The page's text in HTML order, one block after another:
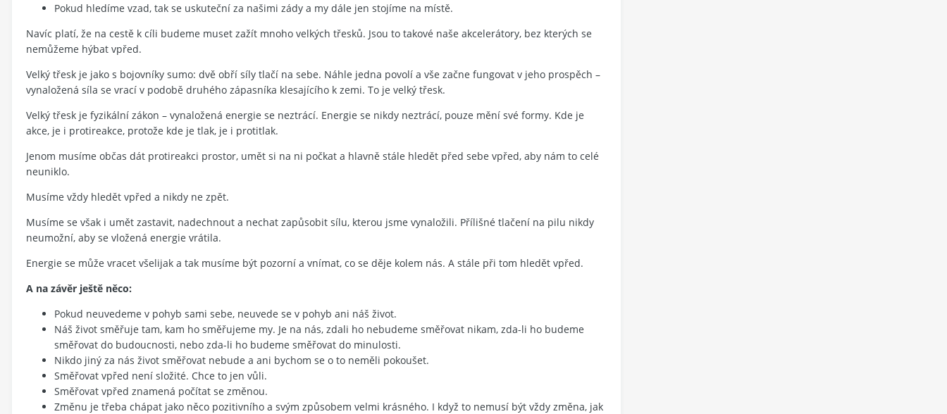
Pokud hledíme vzad, tak se uskuteční za našimi zády a my dále jen stojíme na místě.
Navíc platí, že na cestě k cíli budeme muset zažít mnoho velkých třesků. Jsou to takové naše akcelerátory, bez kterých se
nemůžeme hýbat vpřed.
Velký třesk je jako s bojovníky sumo: dvě obří síly tlačí na sebe. Náhle jedna povolí a vše začne fungovat v jeho prospěch –
vynaložená síla se vrací v podobě druhého zápasníka klesajícího k zemi. To je velký třesk.
Velký třesk je fyzikální zákon – vynaložená energie se neztrácí. Energie se nikdy neztrácí, pouze mění své formy. Kde je
akce, je i protireakce, protože kde je tlak, je i protitlak.
Jenom musíme občas dát protireakci prostor, umět si na ni počkat a hlavně stále hledět před sebe vpřed, aby nám to celé
neuniklo.
Musíme vždy hledět vpřed a nikdy ne zpět.
Musíme se však i umět zastavit, nadechnout a nechat zapůsobit sílu, kterou jsme vynaložili. Přílišné tlačení na pilu nikdy
neumožní, aby se vložená energie vrátila.
Energie se může vracet všelijak a tak musíme být pozorní a vnímat, co se děje kolem nás. A stále při tom hledět vpřed.
A na závěr ještě něco:
Pokud neuvedeme v pohyb sami sebe, neuvede se v pohyb ani náš život.
Náš život směřuje tam, kam ho směřujeme my. Je na nás, zdali ho nebudeme směřovat nikam, zda-li ho budeme
směřovat do budoucnosti, nebo zda-li ho budeme směřovat do minulosti.
Nikdo jiný za nás život směřovat nebude a ani bychom se o to neměli pokoušet.
Směřovat vpřed není složité. Chce to jen vůli.
Směřovat vpřed znamená počítat se změnou.
Změnu je třeba chápat jako něco pozitivního a svým způsobem velmi krásného. I když to nemusí být vždy změna, jak